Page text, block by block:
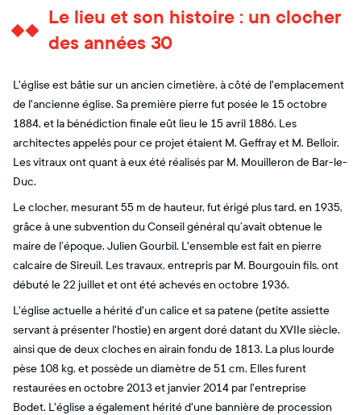
Le lieu et son histoire : un clocher
des années 30
L'église est bâtie sur un ancien cimetière, à côté de l'emplacement
de l'ancienne église. Sa première pierre fut posée le 15 octobre
1884, et la bénédiction finale eût lieu le 15 avril 1886. Les
architectes appelés pour ce projet étaient M. Geffray et M. Belloir.
Les vitraux ont quant à eux été réalisés par M. Mouilleron de Bar-le-
Duc.
Le clocher, mesurant 55 m de hauteur, fut érigé plus tard, en 1935,
grâce à une subvention du Conseil général qu’avait obtenue le
maire de l’époque, Julien Gourbil. L'ensemble est fait en pierre
calcaire de Sireuil. Les travaux, entrepris par M. Bourgouin fils, ont
débuté le 22 juillet et ont été achevés en octobre 1936.
L'église actuelle a hérité d'un calice et sa patene (petite assiette
servant à présenter l'hostie) en argent doré datant du XVIIe siècle,
ainsi que de deux cloches en airain fondu de 1813. La plus lourde
pèse 108 kg, et possède un diamètre de 51 cm. Elles furent
restaurées en octobre 2013 et janvier 2014 par l'entreprise
Bodet. L'église a également hérité d'une bannière de procession